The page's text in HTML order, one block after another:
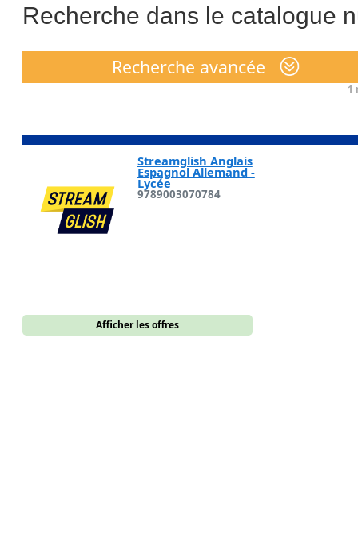
Recherche dans le catalogue
Recherche avancée
1
Streamglish Anglais
Espagnol Allemand -
Lycée
9789003070784
Afficher les offres